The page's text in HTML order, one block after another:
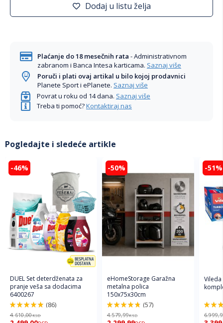
Dodaj u listu želja
Plaćanje do 18 mesečnih rata - Administrativnom
zabranom i Banca Intesa karticama. Saznaj više
Poruči i plati ovaj artikal u bilo kojoj prodavnici
Planete Sport i ePlanete. Saznaj više
Povrat u roku od 14 dana. Saznaj više
Treba ti pomoć?Kontaktiraj nas
Pogledajte i sledeće artikle
-46%
DUEL Set deterdženata za
pranje veša sa dodacima
6400267
98%
(86)
4.610,00RSD
-50%
eHomeStorage Garažna
metalna polica
150x75x30cm
96%
(57)
4.579,99RSD
-51%
92%